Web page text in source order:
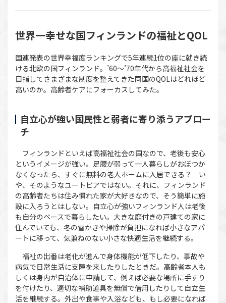
世界一幸せな国フィンランドの福祉とQOL
国連発表の世界幸福度ランキングで5年連続1位の座に就き続
ける北欧の国フィンランド。’60～’70年代から高福祉社会を
目指してさまざまな制度を整えてきた同国のQOLはどれほど
高いのか。高齢者ケアにフォーカスしてみた。
自立心が強い国民性と弱者に寄り添うアプロー
チ
フィンランドといえば高福祉社会の国なので、老後も安心
というイメージが強い。足腰が弱って一人暮らしがおぼつか
なくなったら、すぐに無料の老人ホームに入居できる？ い
や、そのようなユートピアではない。それに、フィンランド
の高齢者たちは住み慣れた家が大好きなので、そう簡単に施
設に入ろうとはしない。自立心が強いフィンランド人は老後
も自分のペースで暮らしたい。大きな庭付きの戸建ての家に
住んでいても、冬の雪かきや掃除が負担になれば小さなアパ
ートに移って、気兼ねのない小さな快適生活を継続する。
福祉の出番は老化が進んで身体機能が低下したり、事故や
病気で日常生活に支障を来したりしたときだ。高齢者本人も
しくは身内が自治体に申請して、例えば必要な場所に手すり
を付けたり、適切な補助道具を無償で借用したりして自立生
活を継続する。外出や食事や入浴なども、もし必要になれば